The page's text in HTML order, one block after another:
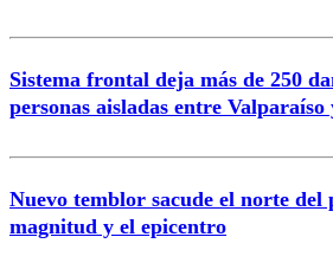
Sistema frontal deja más de 250
personas aisladas entre Valparaíso
Nuevo temblor sacude el norte del
magnitud y el epicentro